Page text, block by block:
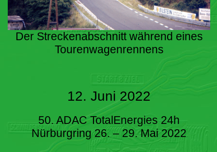
Der Streckenabschnitt während eines
Tourenwagenrennens
12. Juni 2022
50. ADAC TotalEnergies 24h
Nürburgring 26. – 29. Mai 2022